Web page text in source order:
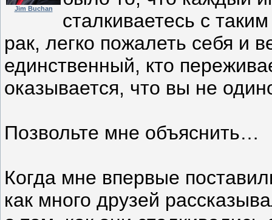
Jim Buchan
сталкиваетесь с
рак, легко пожалеть себя и
единственный, кто
оказывается, что вы не
Позвольте мне объяснить…
Когда мне впервые
как много друзей